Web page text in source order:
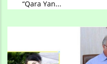
“Qara Yan...